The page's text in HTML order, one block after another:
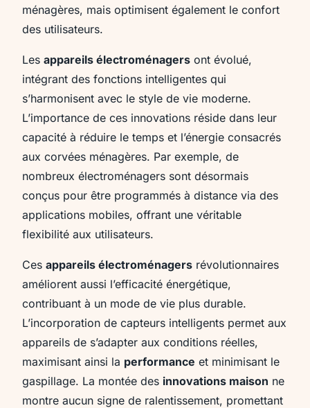
ménagères, mais optimisent également le confort
des utilisateurs.
Les appareils électroménagers ont évolué,
intégrant des fonctions intelligentes qui
s’harmonisent avec le style de vie moderne.
L’importance de ces innovations réside dans leur
capacité à réduire le temps et l’énergie consacrés
aux corvées ménagères. Par exemple, de
nombreux électroménagers sont désormais
conçus pour être programmés à distance via des
applications mobiles, offrant une véritable
flexibilité aux utilisateurs.
Ces appareils électroménagers révolutionnaires
améliorent aussi l’efficacité énergétique,
contribuant à un mode de vie plus durable.
L’incorporation de capteurs intelligents permet aux
appareils de s’adapter aux conditions réelles,
maximisant ainsi la performance et minimisant le
gaspillage. La montée des innovations maison ne
montre aucun signe de ralentissement, promettant